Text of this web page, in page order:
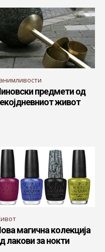
предмети од
живот
магична колекција
лакови за нокти